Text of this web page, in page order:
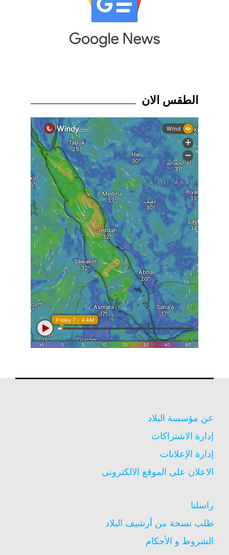
الطقس الان
عن مؤسسة البلاد
إدارة الاشتراكات
إدارة الإعلانات
الاعلان على الموقع الالكترونى
راسلنا
طلب نسخة من أرشيف البلاد
الشروط و الأحكام